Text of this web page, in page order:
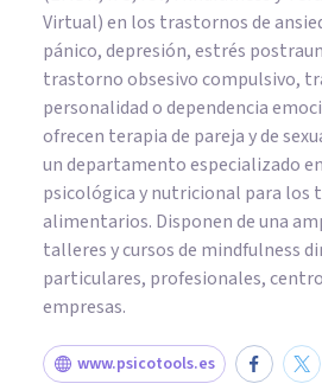
Virtual) en los trastornos de
pánico, depresión, estrés
trastorno obsesivo compulsivo,
personalidad o dependencia
ofrecen terapia de pareja y de
un departamento especializado
psicológica y nutricional para los
alimentarios. Disponen de una
talleres y cursos de mindfulness
particulares, profesionales,
empresas.
www.psicotools.es